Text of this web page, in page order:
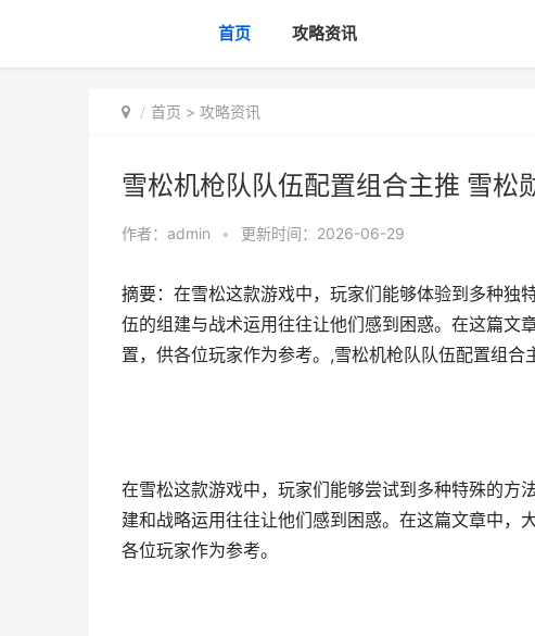
首页 攻略资讯
首页 > 攻略资讯
雪松机枪队队伍配置组合主推 雪松
作者： admin • 更新时间：2026-06-29
摘要：在雪松这款游戏中，玩家们能够体验到多种独
伍的组建与战术运用往往让他们感到困惑。在这篇文
置，供各位玩家作为参考。,雪松机枪队队伍配置组合
在雪松这款游戏中，玩家们能够尝试到多种特殊的方
建和战略运用往往让他们感到困惑。在这篇文章中，
各位玩家作为参考。